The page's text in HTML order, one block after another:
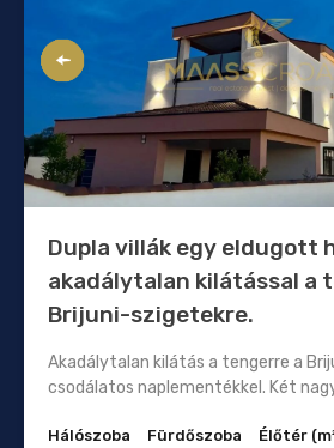
Dupla villák egy eldugott
akadálytalan kilátással a
Brijuni-szigetekre.
Akadálytalan kilátás a tengerre a
csodálatos naplementékkel. Két
Hálószoba
Fürdőszoba
Élőtér